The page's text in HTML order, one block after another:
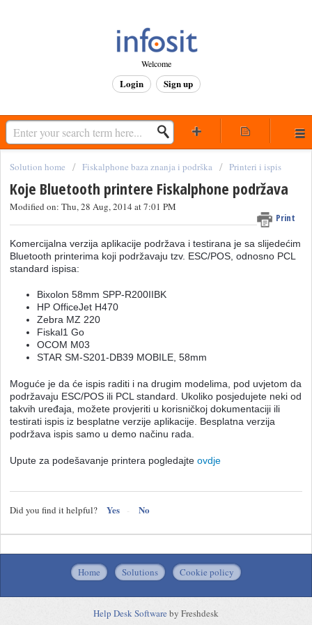
Welcome
Login Sign up
Solution home Fiskalphone baza znanja i podrška Printeri i ispis
Koje Bluetooth printere Fiskalphone podržava
Print
Modified on: Thu, 28 Aug, 2014 at 7:01 PM
Komercijalna verzija aplikacije podržava i testirana je sa slijedećim
Bluetooth printerima koji podržavaju tzv. ESC/POS, odnosno PCL
standard ispisa:
Bixolon 58mm SPP-R200IIBK
HP OfficeJet H470
Zebra MZ 220
Fiskal1 Go
OCOM M03
STAR SM-S201-DB39 MOBILE, 58mm
Moguće je da će ispis raditi i na drugim modelima, pod uvjetom da
podržavaju ESC/POS ili PCL standard. Ukoliko posjedujete neki od
takvih uređaja, možete provjeriti u korisničkoj dokumentaciji ili
testirati ispis iz besplatne verzije aplikacije. Besplatna verzija
podržava ispis samo u demo načinu rada.
Upute za podešavanje printera pogledajte ovdje
Did you find it helpful? Yes No
Home Solutions Cookie policy
Help Desk Software by Freshdesk